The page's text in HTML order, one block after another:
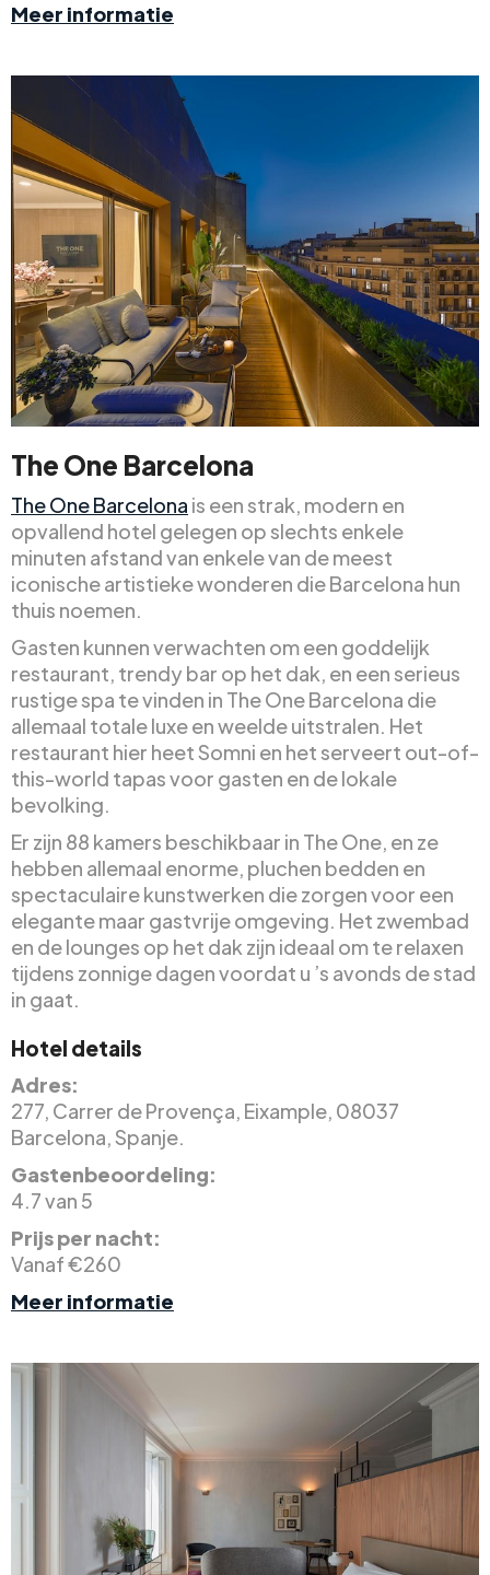
Meer informatie
The One Barcelona
The One Barcelona is een strak, modern en
opvallend hotel gelegen op slechts enkele
minuten afstand van enkele van de meest
iconische artistieke wonderen die Barcelona hun
thuis noemen.
Gasten kunnen verwachten om een goddelijk
restaurant, trendy bar op het dak, en een serieus
rustige spa te vinden in The One Barcelona die
allemaal totale luxe en weelde uitstralen. Het
restaurant hier heet Somni en het serveert out-of-
this-world tapas voor gasten en de lokale
bevolking.
Er zijn 88 kamers beschikbaar in The One, en ze
hebben allemaal enorme, pluchen bedden en
spectaculaire kunstwerken die zorgen voor een
elegante maar gastvrije omgeving. Het zwembad
en de lounges op het dak zijn ideaal om te relaxen
tijdens zonnige dagen voordat u ’s avonds de stad
in gaat.
Hotel details
Adres:
277, Carrer de Provença, Eixample, 08037
Barcelona, Spanje.
Gastenbeoordeling:
4.7 van 5
Prijs per nacht:
Vanaf €260
Meer informatie